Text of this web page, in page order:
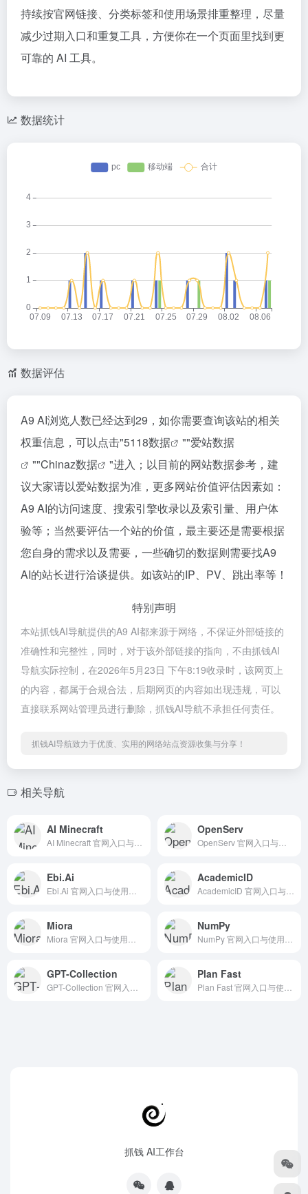
持续按官网链接、分类标签和使用场景排重整理，尽量
减少过期入口和重复工具，方便你在一个页面里找到更
可靠的 AI 工具。
数据统计
数据评估
A9 AI浏览人数已经达到29，如你需要查询该站的相关
权重信息，可以点击"5118数据 ""爱站数据
""Chinaz数据
"进入；以目前的网站数据参考，建
议大家请以爱站数据为准，更多网站价值评估因素如：
A9 AI的访问速度、搜索引擎收录以及索引量、用户体
验等；当然要评估一个站的价值，最主要还是需要根据
您自身的需求以及需要，一些确切的数据则需要找A9
AI的站长进行洽谈提供。如该站的IP、PV、跳出率等！
特别声明
本站抓钱AI导航提供的A9 AI都来源于网络，不保证外部链接的
准确性和完整性，同时，对于该外部链接的指向，不由抓钱AI
导航实际控制，在2026年5月23日 下午8:19收录时，该网页上
的内容，都属于合规合法，后期网页的内容如出现违规，可以
直接联系网站管理员进行删除，抓钱AI导航不承担任何责任。
抓钱AI导航致力于优质、实用的网络站点资源收集与分享！
相关导航
AI Minecraft OpenServ
Ebi.Ai AcademicID
Miora NumPy
GPT-Collection Plan Fast
抓钱 AI工作台